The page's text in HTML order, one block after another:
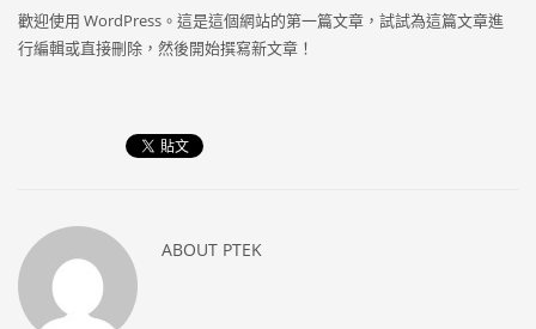
歡迎使用 WordPress。這是這個網站的第一篇文章，試試為這篇文章進
行編輯或直接刪除，然後開始撰寫新文章！
ABOUT PTEK